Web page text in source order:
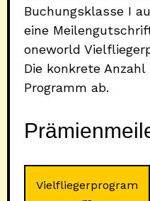
Buchungsklasse I
eine
oneworld
Die konkrete
Programm ab.
Vielfliegerprogram